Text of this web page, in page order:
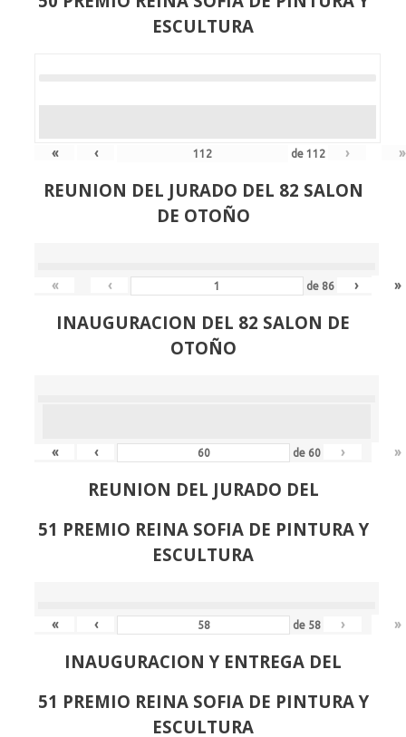
ESCULTURA
« ‹ de112 › »
REUNION DEL JURADO DEL 82 SALON
DE OTOÑO
« ‹ de 86 › »
INAUGURACION DEL 82 SALON DE
OTOÑO
« ‹ de 60 › »
REUNION DEL JURADO DEL
51 PREMIO REINA SOFIA DE PINTURA Y
ESCULTURA
« ‹ de 58 › »
INAUGURACION Y ENTREGA DEL
51 PREMIO REINA SOFIA DE PINTURA Y
ESCULTURA